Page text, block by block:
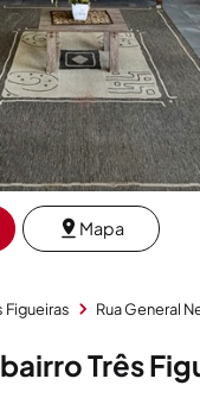
Mapa
Figueiras Rua General
Três